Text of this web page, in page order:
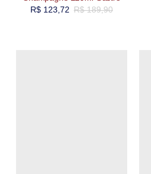
R$189,90
R$123,72